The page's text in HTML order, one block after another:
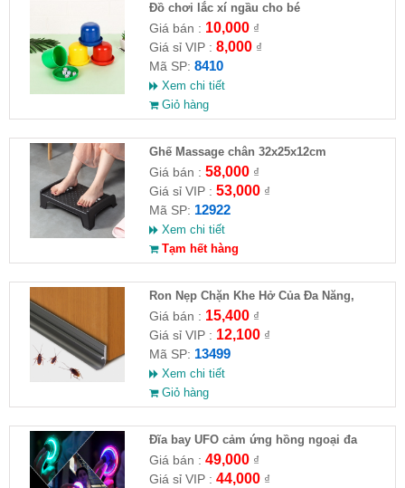
Đồ chơi lắc xí ngầu cho bé
Giá bán : 10,000₫
Giá sỉ VIP : 8,000₫
Mã SP: 8410
Xem chi tiết
Giỏ hàng
Ghế Massage chân 32x25x12cm
Giá bán : 58,000₫
Giá sỉ VIP : 53,000₫
Mã SP: 12922
Xem chi tiết
Tạm hết hàng
Ron Nẹp Chặn Khe Hở Của Đa Năng,
Chống Côn Trùng( HĐ )
Giá bán : 15,400₫
Giá sỉ VIP : 12,100₫
Mã SP: 13499
Xem chi tiết
Giỏ hàng
Đĩa bay UFO cảm ứng hồng ngoại đa
chiều tự động bay về
Giá bán : 49,000₫
Giá sỉ VIP : 44,000₫